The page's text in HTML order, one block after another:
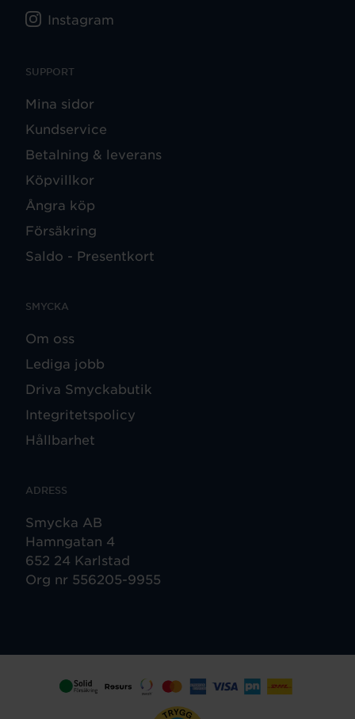
SUPPORT
Mina sidor
Kundservice
Betalning & leverans
Köpvillkor
Ångra köp
Försäkring
Saldo - Presentkort
SMYCKA
Om oss
Lediga jobb
Driva Smyckabutik
Integritetspolicy
Hållbarhet
ADRESS
Smycka AB
Hamngatan 4
652 24 Karlstad
Org nr 556205-9955
Instagram